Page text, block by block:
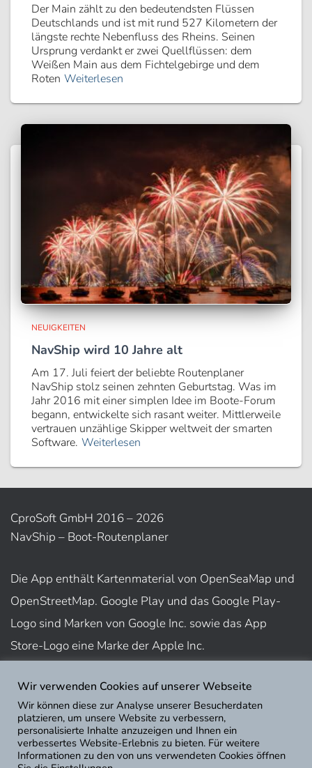
Der Main zählt zu den bedeutendsten Flüssen
Deutschlands und ist mit rund 527 Kilometern der
längste rechte Nebenfluss des Rheins. Seinen
Ursprung verdankt er zwei Quellflüssen: dem
Weißen Main aus dem Fichtelgebirge und dem
Roten Weiterlesen
NEUIGKEITEN
NavShip wird 10 Jahre alt
Am 17. Juli feiert der beliebte Routenplaner
NavShip stolz seinen zehnten Geburtstag. Was im
Jahr 2016 mit einer simplen Idee im Boote-Forum
begann, entwickelte sich rasant weiter. Mittlerweile
vertrauen unzählige Skipper weltweit der smarten
Software. Weiterlesen
CproSoft GmbH 2016 – 2026
NavShip – Boot-Routenplaner
Die App enthält Kartenmaterial von OpenSeaMap und
OpenStreetMap. Google Play und das Google Play-
Logo sind Marken von Google Inc. sowie das App
Store-Logo eine Marke der Apple Inc.
Nutzungsbedingungen
Impressum
Datenschutz
Wir verwenden Cookies auf unserer Webseite
Wir können diese zur Analyse unserer Besucherdaten
platzieren, um unsere Website zu verbessern,
personalisierte Inhalte anzuzeigen und Ihnen ein
verbessertes Website-Erlebnis zu bieten. Für weitere
Informationen zu den von uns verwendeten Cookies öffnen